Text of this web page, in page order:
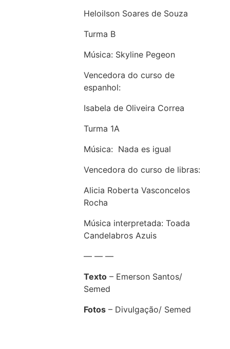
Heloilson Soares de Souza
Turma B
Música: Skyline Pegeon
Vencedora do curso de
espanhol:
Isabela de Oliveira Correa
Turma 1A
Música: Nada es igual
Vencedora do curso de libras:
Alicia Roberta Vasconcelos
Rocha
Música interpretada: Toada
Candelabros Azuis
— — —
Texto– Emerson Santos/
Semed
Fotos– Divulgação/ Semed